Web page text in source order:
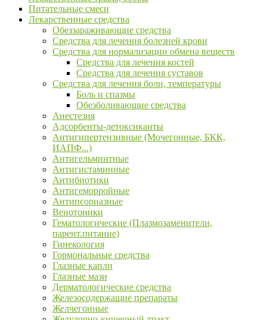
Питательные смеси
Лекарственные средства
Обеззараживающие средства
Средства для лечения болезней крови
Средства для нормализации обмена веществ
Средства для лечения костей
Средства для лечения суставов
Средства для лечения боли, температуры
Боль и спазмы
Обезболивающие средства
Анестезия
Адсорбенты-детоксиканты
Антигипертензивные (Мочегонные, БКК,
ИАПФ...)
Антигельминтные
Антигистаминные
Антибиотики
Антигеморройные
Антипсориазные
Венотоники
Гематологические (Плазмозаменители,
парент.питание)
Гинекология
Гормональные средства
Глазные капли
Глазные мази
Дерматологические средства
Железосодержащие препараты
Желчегонные